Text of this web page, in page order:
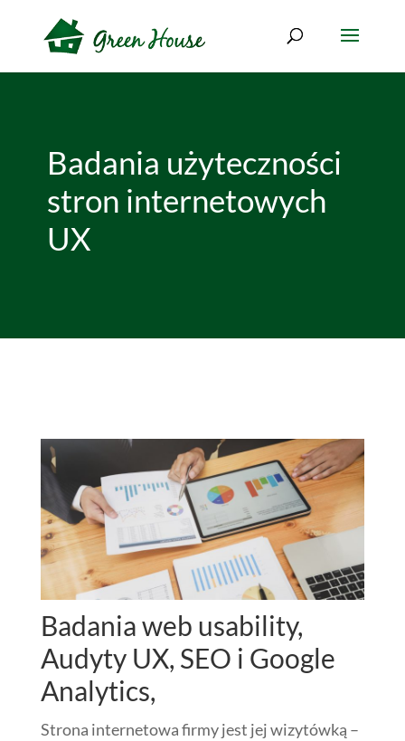
Badania użyteczności
stron internetowych
UX
Badania web usability,
Audyty UX, SEO i Google
Analytics,
Strona internetowa firmy jest jej wizytówką –